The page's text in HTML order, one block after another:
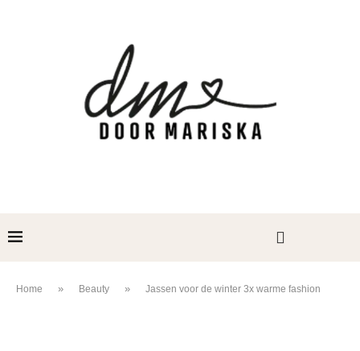
Home » Beauty » Jassen voor de winter 3x warme fashion